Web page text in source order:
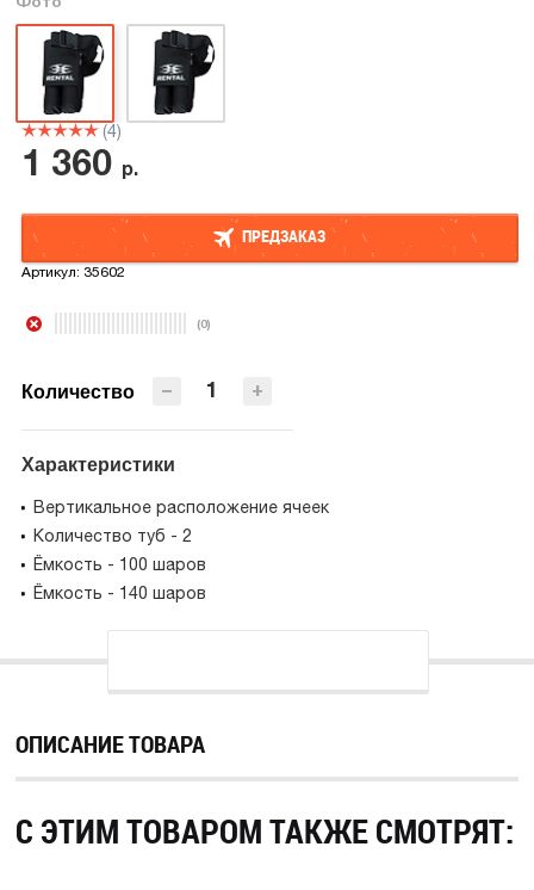
(4)
1 360 р.
ПРЕДЗАКАЗ
Артикул: 35602
(0)
Количество +
−
Характеристики
Вертикальное расположение ячеек
Количество туб - 2
Ёмкость - 100 шаров
Ёмкость - 140 шаров
ОПИСАНИЕ ТОВАРА
С ЭТИМ ТОВАРОМ ТАКЖЕ СМОТРЯТ: